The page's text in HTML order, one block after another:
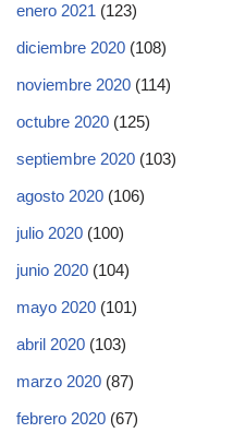
enero 2021 (123)
diciembre 2020 (108)
noviembre 2020 (114)
octubre 2020 (125)
septiembre 2020 (103)
agosto 2020 (106)
julio 2020 (100)
junio 2020 (104)
mayo 2020 (101)
abril 2020 (103)
marzo 2020 (87)
febrero 2020 (67)